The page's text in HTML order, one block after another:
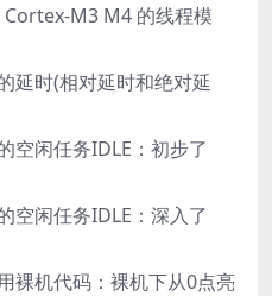
M3 M4 的线程模
延时(相对延时和绝对延
空闲任务IDLE：初步了
空闲任务IDLE：深入了
裸机代码：裸机下从0点亮